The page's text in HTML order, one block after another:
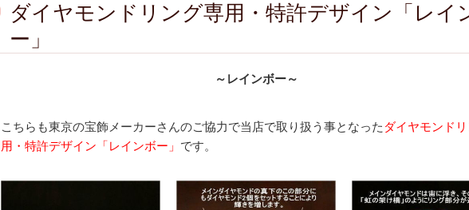
ダイヤモンドリング専用・特許デザイン「レイ
ー」
～レインボー～
こちらも東京の宝飾メーカーさんのご協力で当店で取り扱う事となった ダイヤモンド
用・特許デザイン「レインボー」 です。